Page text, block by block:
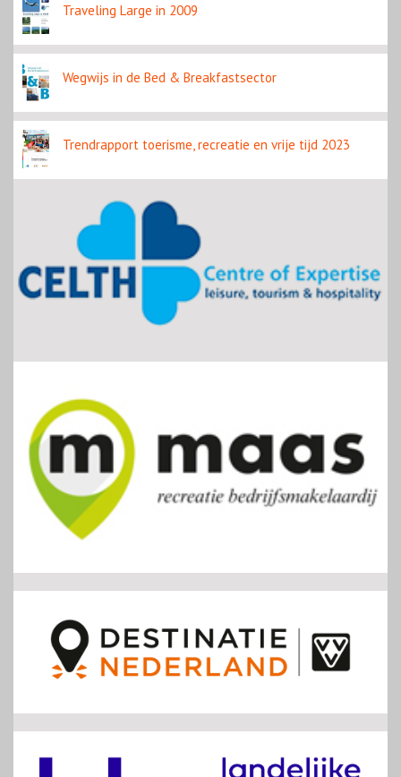
Traveling Large in 2009
Wegwijs in de Bed & Breakfastsector
Trendrapport toerisme, recreatie en vrije tijd 2023